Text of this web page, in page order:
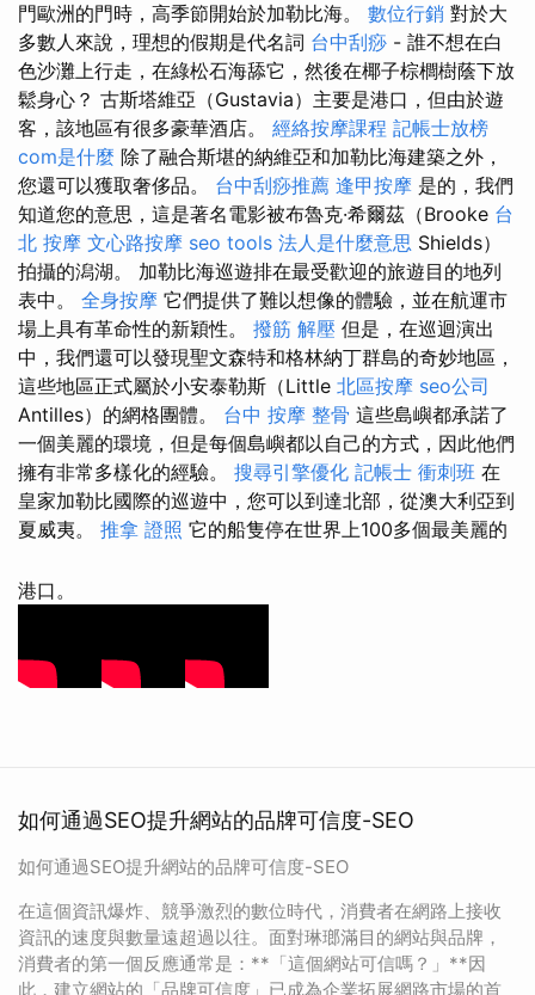
門歐洲的門時，高季節開始於加勒比海。 數位行銷 對於大
多數人來說，理想的假期是代名詞 台中刮痧 - 誰不想在白
色沙灘上行走，在綠松石海舔它，然後在椰子棕櫚樹蔭下放
鬆身心？ 古斯塔維亞（Gustavia）主要是港口，但由於遊
客，該地區有很多豪華酒店。 經絡按摩課程 記帳士放榜
com是什麼 除了融合斯堪的納維亞和加勒比海建築之外，
您還可以獲取奢侈品。 台中刮痧推薦 逢甲按摩 是的，我們
知道您的意思，這是著名電影被布魯克·希爾茲（Brooke 台
北 按摩 文心路按摩 seo tools 法人是什麼意思 Shields）
拍攝的潟湖。 加勒比海巡遊排在最受歡迎的旅遊目的地列
表中。 全身按摩 它們提供了難以想像的體驗，並在航運市
場上具有革命性的新穎性。 撥筋 解壓 但是，在巡迴演出
中，我們還可以發現聖文森特和格林納丁群島的奇妙地區，
這些地區正式屬於小安泰勒斯（Little 北區按摩 seo公司
Antilles）的網格團體。 台中 按摩 整骨 這些島嶼都承諾了
一個美麗的環境，但是每個島嶼都以自己的方式，因此他們
擁有非常多樣化的經驗。 搜尋引擎優化 記帳士 衝刺班 在
皇家加勒比國際的巡遊中，您可以到達北部，從澳大利亞到
夏威夷。 推拿 證照 它的船隻停在世界上100多個最美麗的
港口。
如何通過SEO提升網站的品牌可信度-SEO
如何通過SEO提升網站的品牌可信度-SEO
在這個資訊爆炸、競爭激烈的數位時代，消費者在網路上接收
資訊的速度與數量遠超過以往。面對琳瑯滿目的網站與品牌，
消費者的第一個反應通常是：**「這個網站可信嗎？」**因
此，建立網站的「品牌可信度」已成為企業拓展網路市場的首